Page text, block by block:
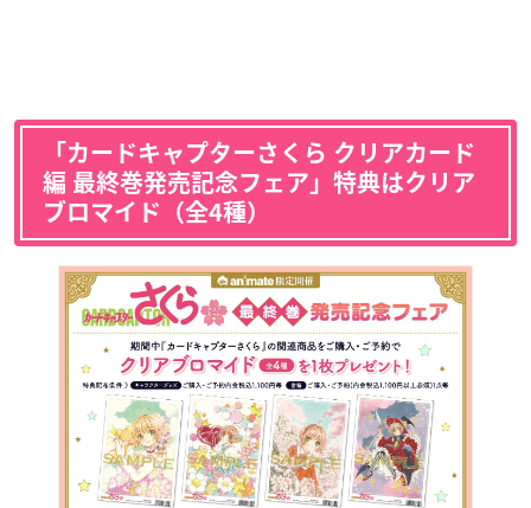
「カードキャプターさくら クリアカード
編 最終巻発売記念フェア」特典はクリア
ブロマイド（全4種）